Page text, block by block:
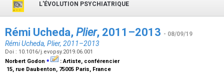
L'ÉVOLUTION PSYCHIATRIQUE
Rémi Ucheda, Plier, 2011–2013 - 08/09/19
Rémi Ucheda, Plier, 2011–2013
Doi : 10.1016/j.evopsy.2019.06.001
Norbert Godon ⁎ :Artiste, conférencier
15, rue Daubenton, 75005 Paris, France